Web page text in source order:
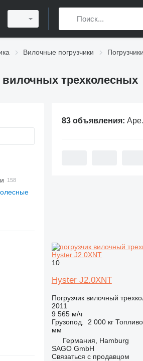
Вилочные погрузчики
вилочных трехколесных
83 объявления: Аренда погрузчиков вилочных трехколесных
Hyster J2.0XNT
10
Hyster J2.0XNT
Погрузчик вилочный
2011
9 565 м/ч
Грузопод.
2 000 кг Топливо
мм
Германия, Hamburg
SAGO GmbH
Связаться с продавцом